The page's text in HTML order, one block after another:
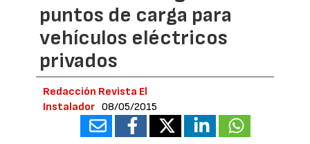
puntos de carga para
vehículos eléctricos
privados
Redacción Revista El
Instalador 08/05/2015